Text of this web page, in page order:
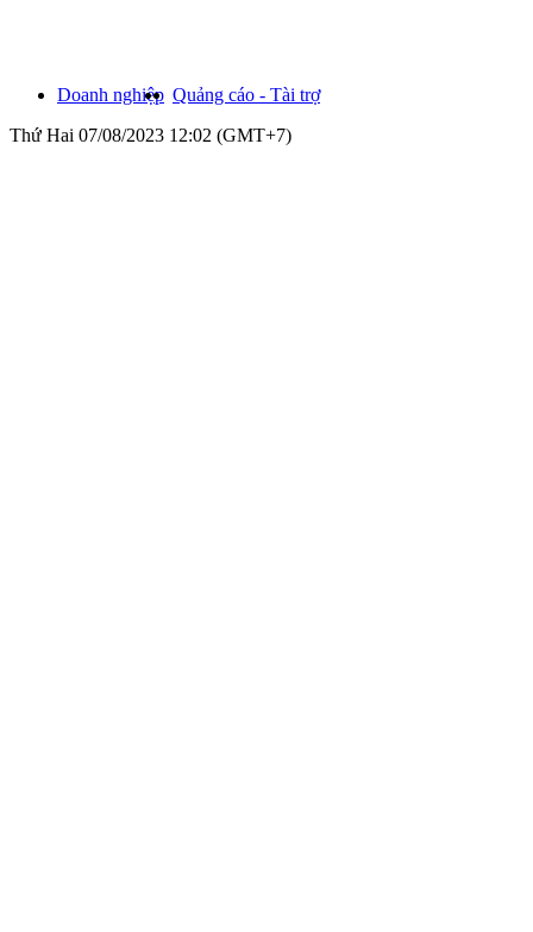
Doanh nghiệp Quảng cáo - Tài trợ
Thứ Hai 07/08/2023 12:02 (GMT+7)